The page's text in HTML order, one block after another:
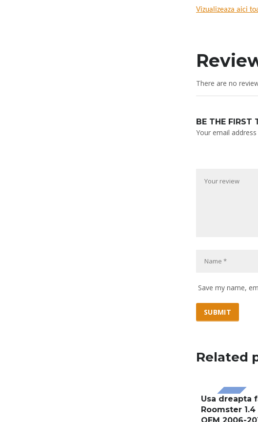
Vizualizeaza aici
There are no
BE THE FIRST
Your email
Save my name,
Related
SALE!
Usa dreapta
Roomster